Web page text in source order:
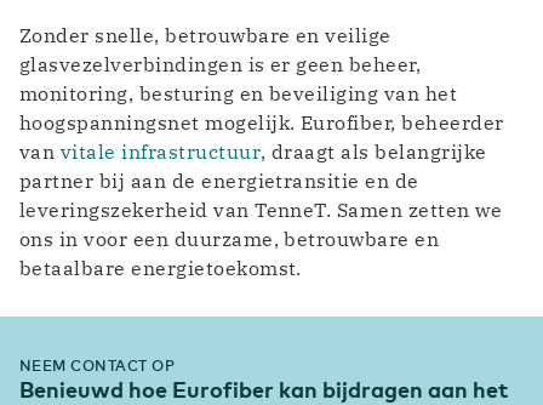
Zonder snelle, betrouwbare en veilige
glasvezelverbindingen is er geen beheer,
monitoring, besturing en beveiliging van het
hoogspanningsnet mogelijk. Eurofiber, beheerder
van vitale infrastructuur, draagt als belangrijke
partner bij aan de energietransitie en de
leveringszekerheid van TenneT. Samen zetten we
ons in voor een duurzame, betrouwbare en
betaalbare energietoekomst.
NEEM CONTACT OP
Benieuwd hoe Eurofiber kan bijdragen aan het